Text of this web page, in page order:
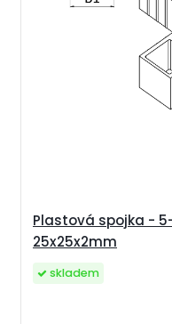
Plastová spojka -
25x25x2mm
skladem